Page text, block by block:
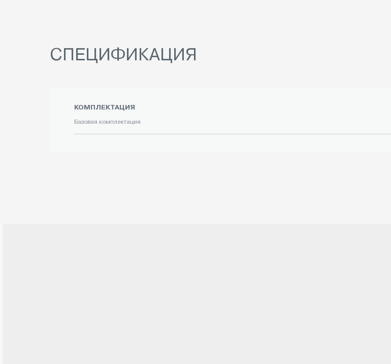
СПЕЦИФИКАЦИЯ
КОМПЛЕКТАЦИЯ
Базовая комплектация